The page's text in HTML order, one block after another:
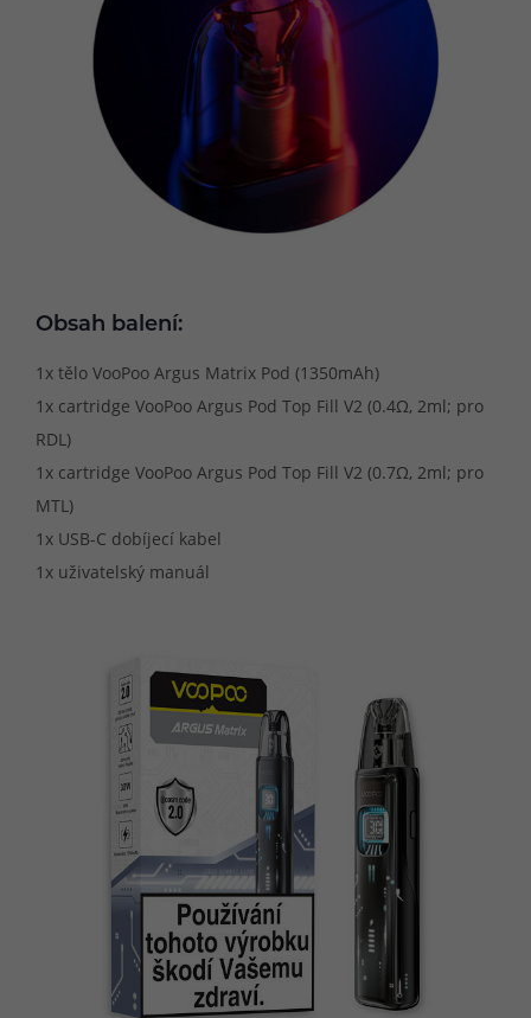
Obsah balení:
1x tělo VooPoo Argus Matrix Pod (1350mAh)
1x cartridge VooPoo Argus Pod Top Fill V2 (0.4Ω, 2ml; pro
RDL)
1x cartridge VooPoo Argus Pod Top Fill V2 (0.7Ω, 2ml; pro
MTL)
1x USB-C dobíjecí kabel
1x uživatelský manuál